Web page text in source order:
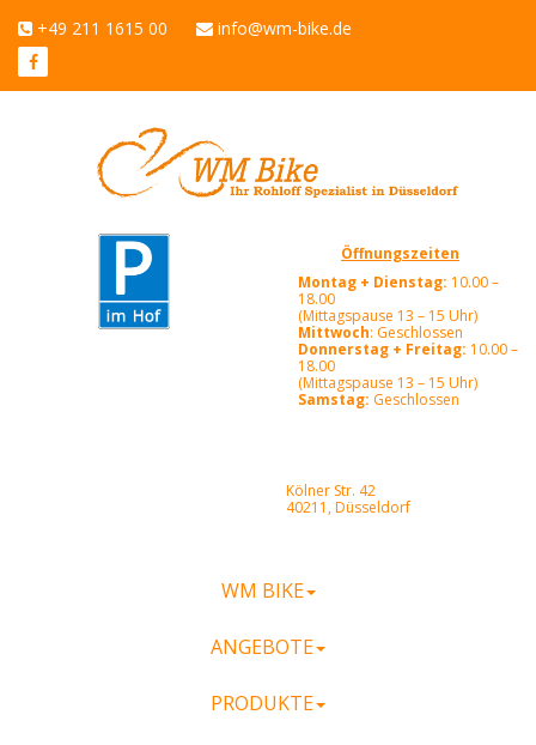
+49 211 1615 00 info@wm-bike.de
Öffnungszeiten
Montag + Dienstag: 10.00 –
18.00
(Mittagspause 13 – 15 Uhr)
Mittwoch: Geschlossen
Donnerstag + Freitag: 10.00 –
18.00
(Mittagspause 13 – 15 Uhr)
Samstag: Geschlossen
Kölner Str. 42
40211, Düsseldorf
WM BIKE
ANGEBOTE
PRODUKTE